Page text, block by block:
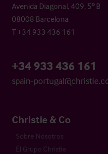
Avenida Diagonal, 409, 5º B
08008 Barcelona
T +34 933 436 161
+34 933 436 161
spain-
Christie & Co
Sobre Nosotros
El Grupo Christie